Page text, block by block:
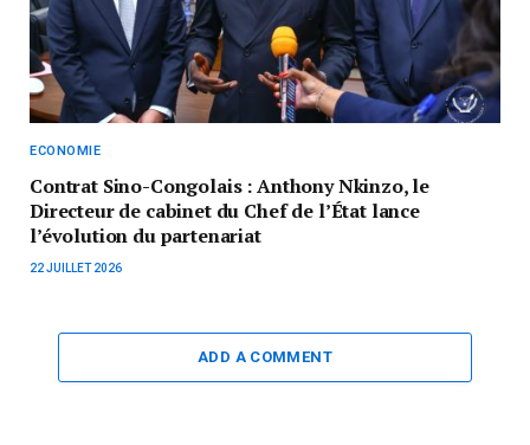
ECONOMIE
Contrat Sino-Congolais : Anthony Nkinzo, le
Directeur de cabinet du Chef de l’État lance
l’évolution du partenariat
22 JUILLET 2026
ADD A COMMENT